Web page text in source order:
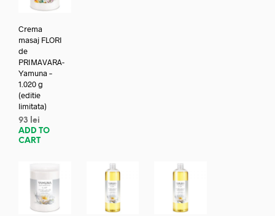
Crema
masaj FLORI
de
PRIMAVARA-
Yamuna –
1.020 g
(editie
limitata)
93
lei
ADD TO
CART